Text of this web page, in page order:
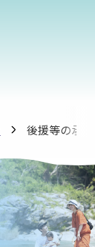
後援等の承